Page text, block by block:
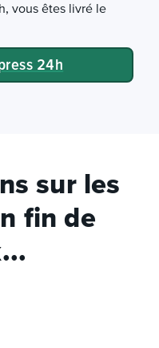
vous êtes livré le
Express 24h
sur les
fin de